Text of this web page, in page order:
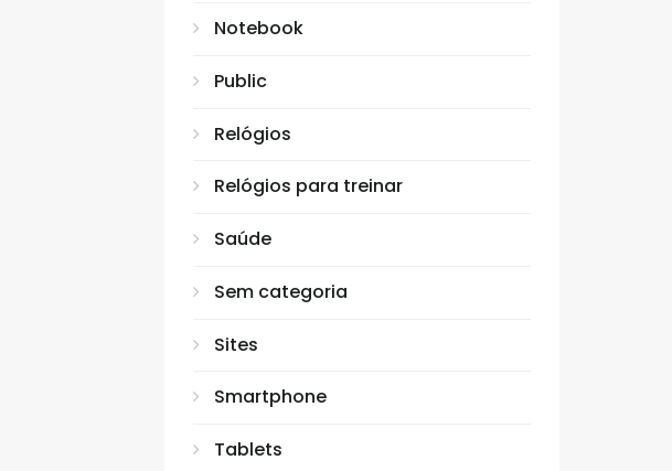
Notebook
Public
Relógios
Relógios para treinar
Saúde
Sem categoria
Sites
Smartphone
Tablets